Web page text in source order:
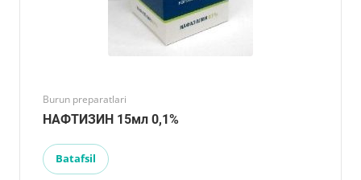
Burun preparatlari
НАФТИЗИН 15мл 0,1%
Batafsil